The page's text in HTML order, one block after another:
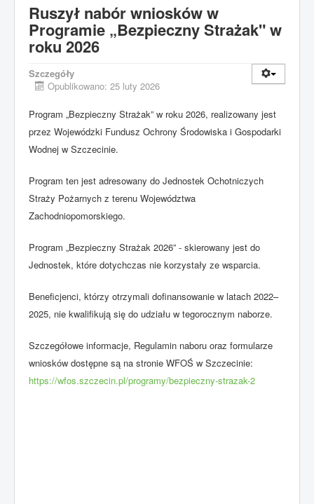
Ruszył nabór wniosków w
Programie „Bezpieczny Strażak" w
roku 2026
Szczegóły
Opublikowano: 25 luty 2026
Program „Bezpieczny Strażak” w roku 2026, realizowany jest
przez Wojewódzki Fundusz Ochrony Środowiska i Gospodarki
Wodnej w Szczecinie.
Program ten jest adresowany do Jednostek Ochotniczych
Straży Pożarnych z terenu Województwa
Zachodniopomorskiego.
Program „Bezpieczny Strażak 2026” - skierowany jest do
Jednostek, które dotychczas nie korzystały ze wsparcia.
Beneficjenci, którzy otrzymali dofinansowanie w latach 2022–
2025, nie kwalifikują się do udziału w tegorocznym naborze.
Szczegółowe informacje, Regulamin naboru oraz formularze
wniosków dostępne są na stronie WFOŚ w Szczecinie:
https://wfos.szczecin.pl/programy/bezpieczny-strazak-2